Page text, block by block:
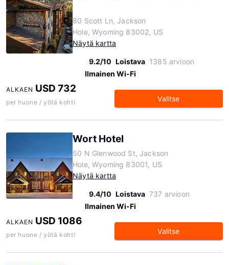
80 Scott Ln, Jackson
Hole, Wyoming 83002, US
Näytä kartta
9.2/10 Loistava 1385 arvioon
Ilmainen Wi-Fi
ALKAEN USD 732
per huone / yötä kohti Valitse
Wort Hotel
50 N Glenwood St, Jackson
Hole, Wyoming 83001, US
Näytä kartta
9.4/10 Loistava 737 arvioon
Ilmainen Wi-Fi
ALKAEN USD 1086
per huone / yötä kohti Valitse